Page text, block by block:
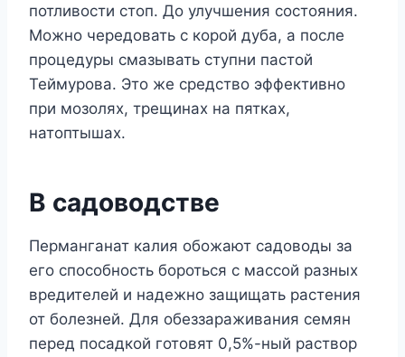
потливости стоп. До улучшения состояния.
Можно чередовать с корой дуба, а после
процедуры смазывать ступни пастой
Теймурова. Это же средство эффективно
при мозолях, трещинах на пятках,
натоптышах.
В садоводстве
Перманганат калия обожают садоводы за
его способность бороться с массой разных
вредителей и надежно защищать растения
от болезней. Для обеззараживания семян
перед посадкой готовят 0,5%-ный раствор